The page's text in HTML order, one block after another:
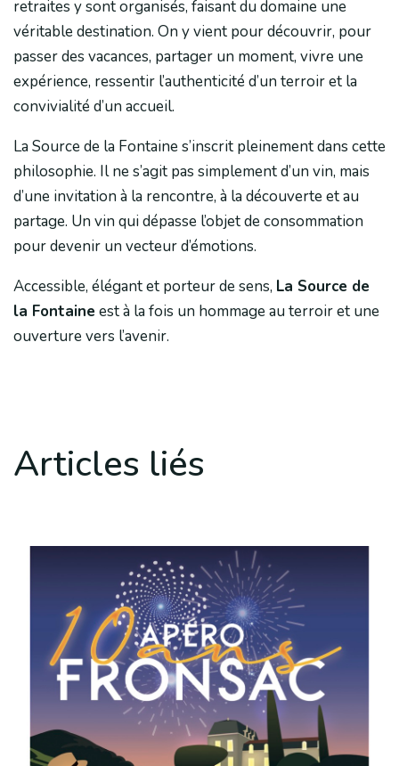
retraites y sont organisés, faisant du domaine une
véritable destination. On y vient pour découvrir, pour
passer des vacances, partager un moment, vivre une
expérience, ressentir l’authenticité d’un terroir et la
convivialité d’un accueil.
La Source de la Fontaine s’inscrit pleinement dans cette
philosophie. Il ne s’agit pas simplement d’un vin, mais
d’une invitation à la rencontre, à la découverte et au
partage. Un vin qui dépasse l’objet de consommation
pour devenir un vecteur d’émotions.
Accessible, élégant et porteur de sens, La Source de
la Fontaine est à la fois un hommage au terroir et une
ouverture vers l’avenir.
Articles liés